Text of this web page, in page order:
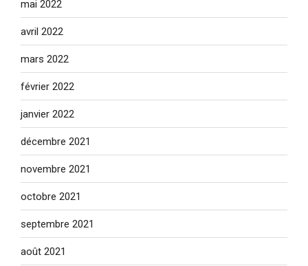
mai 2022
avril 2022
mars 2022
février 2022
janvier 2022
décembre 2021
novembre 2021
octobre 2021
septembre 2021
août 2021